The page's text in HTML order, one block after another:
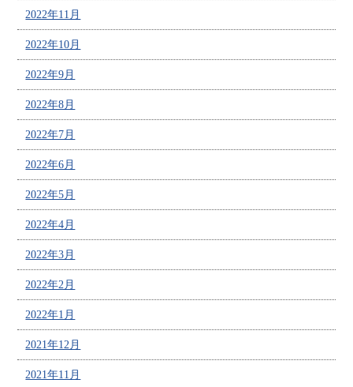
2022年11月
2022年10月
2022年9月
2022年8月
2022年7月
2022年6月
2022年5月
2022年4月
2022年3月
2022年2月
2022年1月
2021年12月
2021年11月